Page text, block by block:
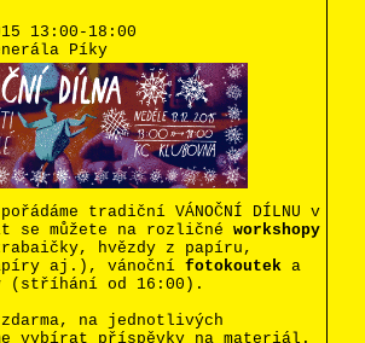
13:00-18:00
Píky
tradiční VÁNOČNÍ DÍLNU v
se můžete na rozličné workshopy
hvězdy z papíru,
aj.), vánoční fotokoutek a
(stříhání od 16:00).
na jednotlivých
vybírat příspěvky na materiál.